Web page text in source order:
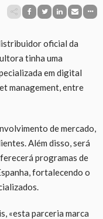
oficial da
tinha uma
em digital
management, entre
de mercado,
Além disso, será
programas de
fortalecendo o
«esta parceria marca